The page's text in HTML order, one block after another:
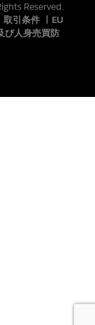
Reserved.
取引条件
EU
び人身売買防